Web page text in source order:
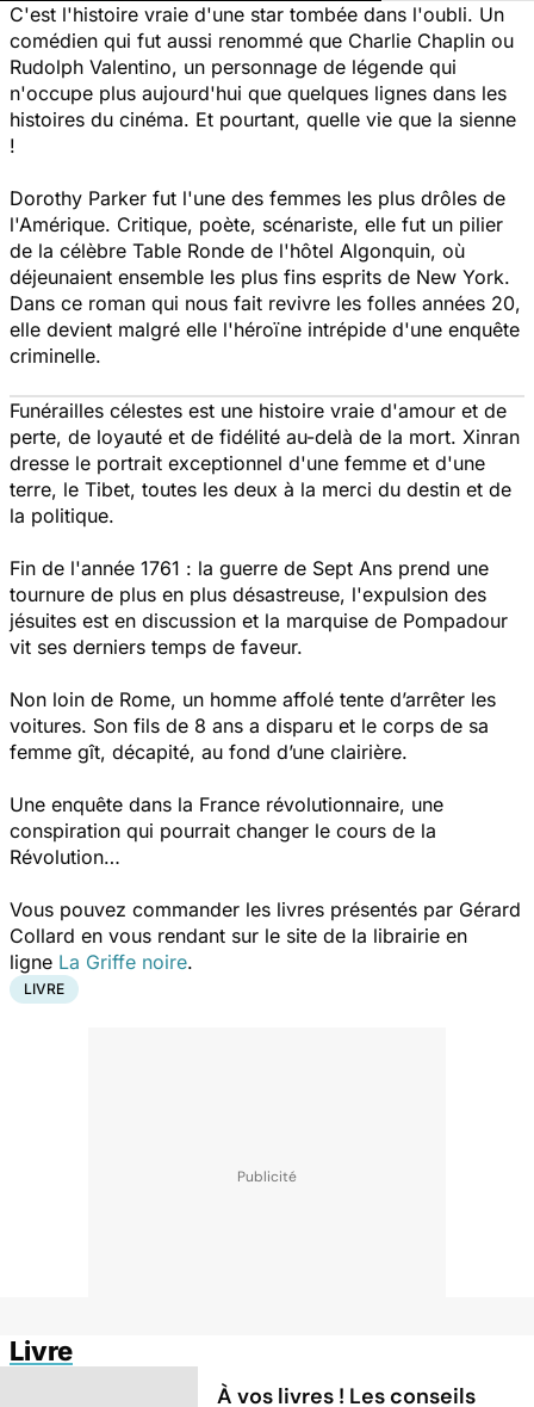
C'est l'histoire vraie d'une star tombée dans l'oubli. Un
comédien qui fut aussi renommé que Charlie Chaplin ou
Rudolph Valentino, un personnage de légende qui
n'occupe plus aujourd'hui que quelques lignes dans les
histoires du cinéma. Et pourtant, quelle vie que la sienne
!
Dorothy Parker fut l'une des femmes les plus drôles de
l'Amérique. Critique, poète, scénariste, elle fut un pilier
de la célèbre Table Ronde de l'hôtel Algonquin, où
déjeunaient ensemble les plus fins esprits de New York.
Dans ce roman qui nous fait revivre les folles années 20,
elle devient malgré elle l'héroïne intrépide d'une enquête
criminelle.
Funérailles célestes est une histoire vraie d'amour et de
perte, de loyauté et de fidélité au-delà de la mort. Xinran
dresse le portrait exceptionnel d'une femme et d'une
terre, le Tibet, toutes les deux à la merci du destin et de
la politique.
Fin de l'année 1761 : la guerre de Sept Ans prend une
tournure de plus en plus désastreuse, l'expulsion des
jésuites est en discussion et la marquise de Pompadour
vit ses derniers temps de faveur.
Non loin de Rome, un homme affolé tente d’arrêter les
voitures. Son fils de 8 ans a disparu et le corps de sa
femme gît, décapité, au fond d’une clairière.
Une enquête dans la France révolutionnaire, une
conspiration qui pourrait changer le cours de la
Révolution…
Vous pouvez commander les livres présentés par Gérard
Collard en vous rendant sur le site de la librairie en
ligne La Griffe noire.
LIVRE
Livre
À vos livres ! Les conseils